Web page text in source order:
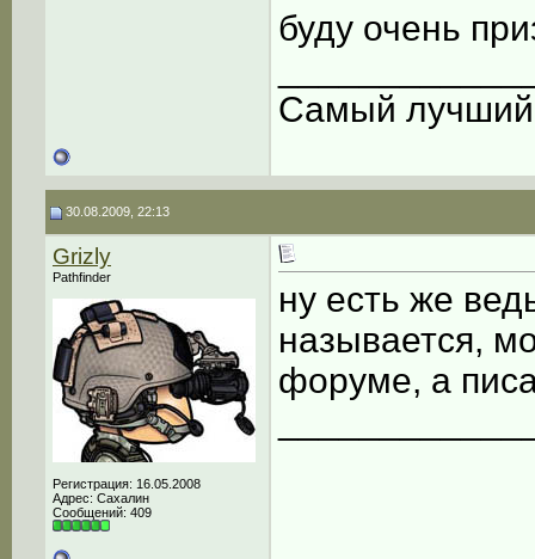
буду очень
Самый лучший
30.08.2009, 22:13
Grizly
Pathfinder
Регистрация: 16.05.2008
Адрес: Сахалин
Сообщений: 409
ну есть же
называется,
форуме, а